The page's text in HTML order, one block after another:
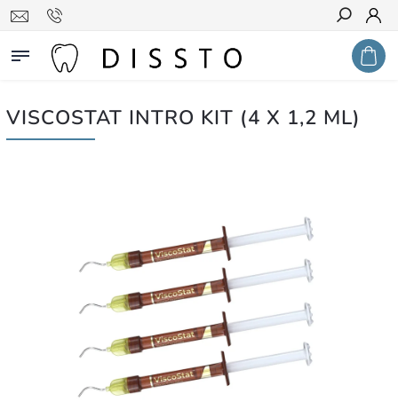
Hledat
VISCOSTAT INTRO KIT (4 X 1,2 ML)